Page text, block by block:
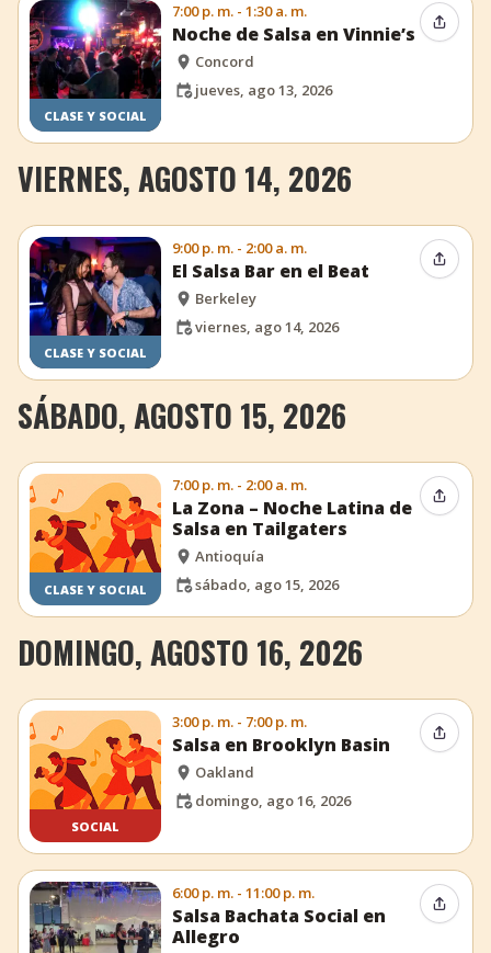
CLASE Y SOCIAL
7:00 p. m. - 1:30 a. m.
Noche de Salsa en Vinnie’s
Concord
jueves, ago 13, 2026
VIERNES, AGOSTO 14, 2026
CLASE Y SOCIAL
9:00 p. m. - 2:00 a. m.
El Salsa Bar en el Beat
Berkeley
viernes, ago 14, 2026
SÁBADO, AGOSTO 15, 2026
CLASE Y SOCIAL
7:00 p. m. - 2:00 a. m.
La Zona – Noche Latina de
Salsa en Tailgaters
Antioquía
sábado, ago 15, 2026
DOMINGO, AGOSTO 16, 2026
SOCIAL
3:00 p. m. - 7:00 p. m.
Salsa en Brooklyn Basin
Oakland
domingo, ago 16, 2026
6:00 p. m. - 11:00 p. m.
Salsa Bachata Social en
Allegro